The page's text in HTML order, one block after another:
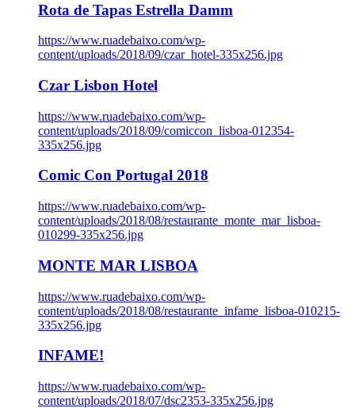
Rota de Tapas Estrella Damm
https://www.ruadebaixo.com/wp-
content/uploads/2018/09/czar_hotel-335x256.jpg
Czar Lisbon Hotel
https://www.ruadebaixo.com/wp-
content/uploads/2018/09/comiccon_lisboa-012354-
335x256.jpg
Comic Con Portugal 2018
https://www.ruadebaixo.com/wp-
content/uploads/2018/08/restaurante_monte_mar_lisboa-
010299-335x256.jpg
MONTE MAR LISBOA
https://www.ruadebaixo.com/wp-
content/uploads/2018/08/restaurante_infame_lisboa-010215-
335x256.jpg
INFAME!
https://www.ruadebaixo.com/wp-
content/uploads/2018/07/dsc2353-335x256.jpg